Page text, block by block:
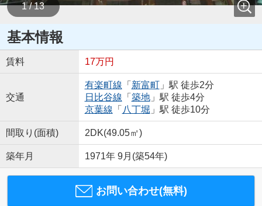
1 / 13
基本情報
賃料 17万円
交通
有楽町線 「 新富町」駅 徒歩2分
日比谷線 「 築地」駅 徒歩4分
京葉線 「 八丁堀 」駅 徒歩10分
間取り(面積) 2DK(49.05㎡)
築年月 1971年 9月(築54年)
お問い合わせ(無料)